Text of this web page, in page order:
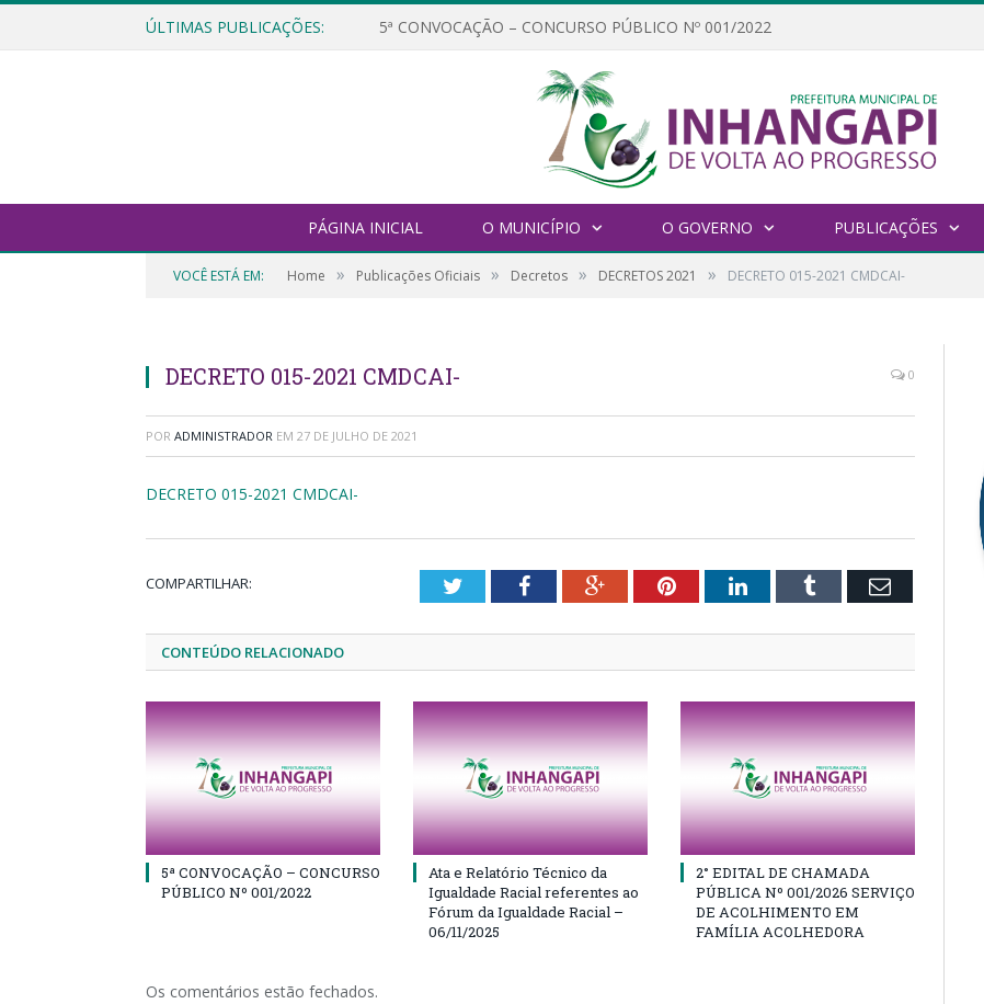
ÚLTIMAS PUBLICAÇÕES: 5ª CONVOCAÇÃO – CONCURSO PÚBLICO Nº 001/2022
PÁGINA INICIAL O MUNICÍPIO O GOVERNO PUBLICAÇÕES
VOCÊ ESTÁ EM: Home » Publicações Oficiais » Decretos » DECRETOS 2021 » DECRETO 015-2021 CMDCAI-
DECRETO 015-2021 CMDCAI- 0
POR ADMINISTRADOR EM 27 DE JULHO DE 2021
DECRETO 015-2021 CMDCAI-
COMPARTILHAR: TwitterFacebookGoogle+PinterestLinkedInTumblr Email
CONTEÚDO RELACIONADO
5ª CONVOCAÇÃO – CONCURSO
PÚBLICO Nº 001/2022
Ata e Relatório Técnico da
Igualdade Racial referentes ao
Fórum da Igualdade Racial –
06/11/2025
2° EDITAL DE CHAMADA
PÚBLICA Nº 001/2026 SERVIÇO
DE ACOLHIMENTO EM
FAMÍLIA ACOLHEDORA
Os comentários estão fechados.